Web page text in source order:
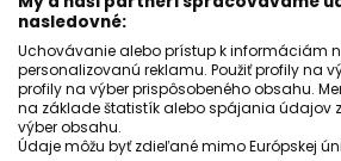
moderuje.
„Gipsy Rozgoň
získal po 3 000
programu C, v
nasledovné:
Uchovávanie alebo prístup k informáciám
personalizovanú reklamu. Použiť profily na
profily na výber prispôsobeného obsahu.
na základe štatistík alebo spájania údajov
výber obsahu.
Údaje môžu byť zdieľané mimo Európskej